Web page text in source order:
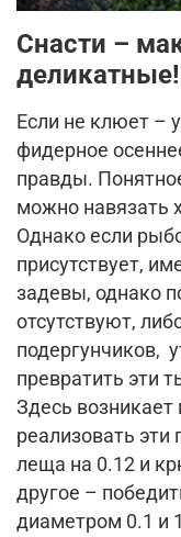
Снасти –
деликатные!
Если не клюет –
фидерное
правды.
можно навязать
Однако если
присутствует,
задевы, однако
отсутствуют,
подергунчиков,
превратить эти
Здесь возникает
реализовать
леща на 0.12 и
другое –
диаметром 0.1 и